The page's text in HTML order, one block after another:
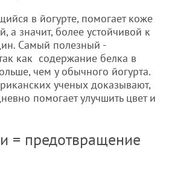
в йогурте, помогает коже
а значит, более устойчивой к
Самый полезный -
как содержание белка в
чем у обычного йогурта.
ученых доказывают,
помогает улучшить цвет и
= предотвращение